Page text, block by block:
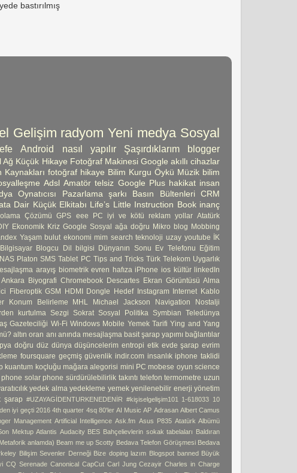
bastırılmış
Gelişim radyom Yeni medya Sosyal
Android nasıl yapılır Şaşırdıklarım
blogger
Ağ Küçük Hikaye Fotoğraf Makinesi Google akıllı cihazlar
Kaynakları fotoğraf hikaye Bilim Kurgu Öykü Müzik bilim
Adsl Amatör telsiz Google Plus hakikat insan
Oynatıcısı Pazarlama şarkı Basın Bültenleri
CRM
Dair Küçük Elkitabı Life’s Little Instruction Book inanç
Çözümü GPS eee PC iyi ve kötü reklam yollar Atatürk
Ekonomik Kriz Google Sosyal ağa doğru Mikro blog Mobbing
Yaşam bulut ekonomi mim search teknoloji uzay youtube İK
Bilgisayar Blogcu Dil bilgisi Dünyanın Sonu Ev Telefonu Eğitim
NAS Platon SMS Tablet PC Tips and Tricks Türk Telekom Uygarlık
arayış biometrik evren hafıza iPhone ios kültür linkedIn
Ankara Biyografi Chromebook Descartes Ekran Görüntüsü Alma
Fiberoptik GSM HDMI Dongle Hedef Instagram Internet Kablo
Konum Belirleme MHL Michael Jackson Navigation
Nostalji
kurtulma Sezgi Sokrat Sosyal Politika Symbian Teledünya
Gazeteciliği Wi-Fi Windows Mobile Yemek Tarifi Ying and Yang
altın oran anı anında mesajlaşma basit şarap yapımı bağlantılar
doğru düz dünya düşüncelerim entropi etik evde şarap evrim
foursquare geçmiş güvenlik indir.com insanlık iphone taklidi
kuantum koçluğu mağara alegorisi mini PC mobese oyun science
solar phone sürdürülebilirlik takıntı telefon termometre uzun
yedek alma yedekleme yemek yenilenebilir enerji yönetim
şarap #UZAYAGİDENTURKENEDENİR #kişiselgelişim101 1-618033 10
iyi geçti 2016 4th quarter 4sq 80'ler AI Music AP Adrasan Albert Camus
Management Artificial Intelligence Ask.fm Asus P835 Atatürk Albümü
Mektup Atlantis Audacity BES Bahçelievlerin sokak tabelaları Baldıran
anlamda) Beam me up Scotty Bedava Telefon Görüşmesi Bedava
Bilişim Sevenler Derneği Bize doping lazım Blogspot banned Büyük
CQ Serenade Canonical CapCut Carl Jung Cezayir Charles in Charge